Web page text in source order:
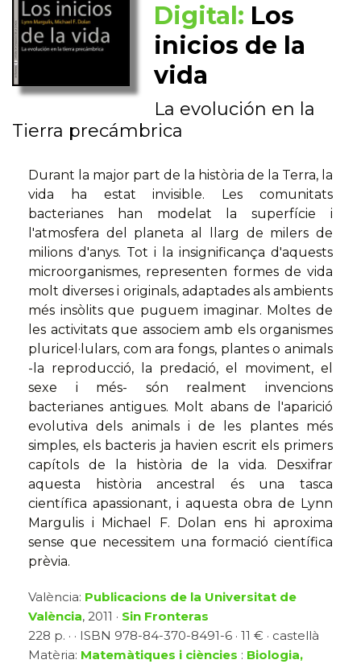
Digital: Los
inicios de la
vida
La evolución en la
Tierra precámbrica
Durant la major part de la història de la Terra, la
vida ha estat invisible. Les comunitats
bacterianes han modelat la superfície i
l'atmosfera del planeta al llarg de milers de
milions d'anys. Tot i la insignificança d'aquests
microorganismes, representen formes de vida
molt diverses i originals, adaptades als ambients
més insòlits que puguem imaginar. Moltes de
les activitats que associem amb els organismes
pluricel·lulars, com ara fongs, plantes o animals
-la reproducció, la predació, el moviment, el
sexe i més- són realment invencions
bacterianes antigues. Molt abans de l'aparició
evolutiva dels animals i de les plantes més
simples, els bacteris ja havien escrit els primers
capítols de la història de la vida. Desxifrar
aquesta història ancestral és una tasca
científica apassionant, i aquesta obra de Lynn
Margulis i Michael F. Dolan ens hi aproxima
sense que necessitem una formació científica
prèvia.
València: Publicacions de la Universitat de
València, 2011 · Sin Fronteras
228 p. · · ISBN 978-84-370-8491-6 · 11 € · castellà
Matèria: Matemàtiques i ciències : Biologia,